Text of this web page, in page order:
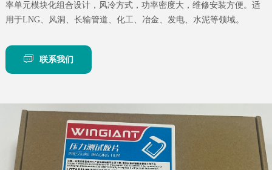
率单元模块化组合设计，风冷方式，功率密度大，维修安装方便。适
用于LNG、风洞、长输管道、化工、冶金、发电、水泥等领域。
联系我们
2.LOADFILM产品示意
3.LOADFILM的销售联系人